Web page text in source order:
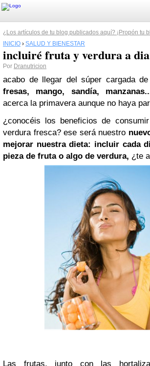
¿Los artículos de tu blog publicados aquí? ¡Propón tu
INICIO › SALUD Y BIENESTAR
incluiré fruta y verdura a
Por Dranutricion
acabo de llegar del súper cargada de
fresas, mango, sandía,
acerca la primavera aunque no haya
¿conocéis los beneficios de
verdura fresca? ese será nuestro
mejorar nuestra dieta: incluir cada
pieza de fruta o algo de verdura, ¿te
Las frutas, junto con las